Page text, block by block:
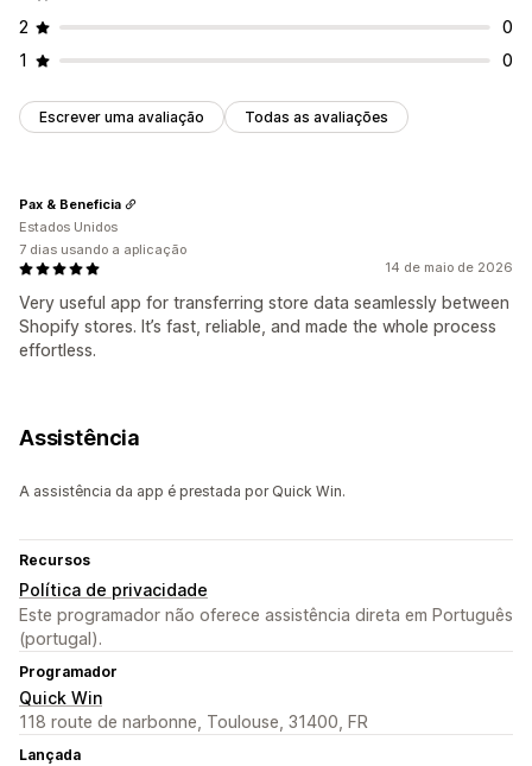
2
0
1
0
Escrever uma avaliação Todas as avaliações
14 de maio de 2026
Very useful app for transferring store data seamlessly between
Shopify stores. It’s fast, reliable, and made the whole process
effortless.
Pax & Beneficia
Estados Unidos
7 dias usando a aplicação
Assistência
A assistência da app é prestada por Quick Win.
Recursos
Política de privacidade
Este programador não oferece assistência direta em Português
(portugal).
Programador
Quick Win
118 route de narbonne, Toulouse, 31400, FR
Lançada